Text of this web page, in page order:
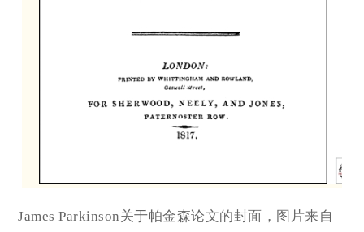
James Parkinson关于帕金森论文的封面，图片来自